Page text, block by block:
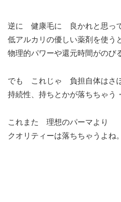
逆に 健康毛に 良かれと思っ
低アルカリの優しい薬剤を使う
物理的パワーや還元時間がのび
でも これじゃ 負担自体はさ
持続性、持ちとかが落ちちゃう
これまた 理想のパーマより
クオリティーは落ちちゃうよね。